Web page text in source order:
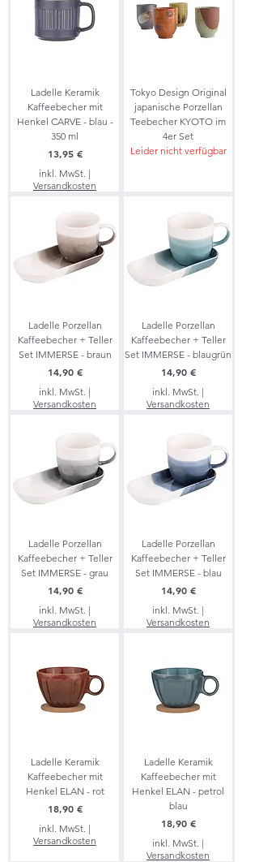
Ladelle Keramik
Kaffeebecher mit
Henkel CARVE - blau -
350 ml
Preis
13,95 €
inkl. MwSt. |
Versandkosten
Tokyo Design Original
japanische Porzellan
Teebecher KYOTO im
4er Set
Leider nicht verfügbar
Ladelle Porzellan
Kaffeebecher + Teller
Set IMMERSE - braun
Preis
14,90 €
inkl. MwSt. |
Versandkosten
Ladelle Porzellan
Kaffeebecher + Teller
Set IMMERSE - blaugrün
Preis
14,90 €
inkl. MwSt. |
Versandkosten
Ladelle Porzellan
Kaffeebecher + Teller
Set IMMERSE - grau
Preis
14,90 €
inkl. MwSt. |
Versandkosten
Ladelle Porzellan
Kaffeebecher + Teller
Set IMMERSE - blau
Preis
14,90 €
inkl. MwSt. |
Versandkosten
Ladelle Keramik
Kaffeebecher mit
Henkel ELAN - rot
Preis
18,90 €
inkl. MwSt. |
Versandkosten
Ladelle Keramik
Kaffeebecher mit
Henkel ELAN - petrol
blau
Preis
18,90 €
inkl. MwSt. |
Versandkosten